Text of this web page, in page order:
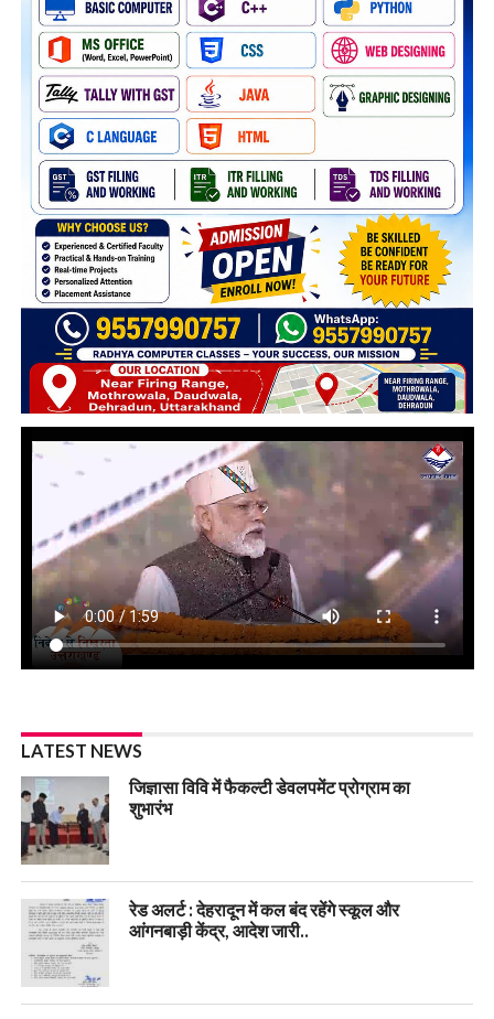
LATEST NEWS
जिज्ञासा विवि में फैकल्टी डेवलपमेंट प्रोग्राम का
शुभारंभ
रेड अलर्ट : देहरादून में कल बंद रहेंगे स्कूल और
आंगनबाड़ी केंद्र, आदेश जारी..